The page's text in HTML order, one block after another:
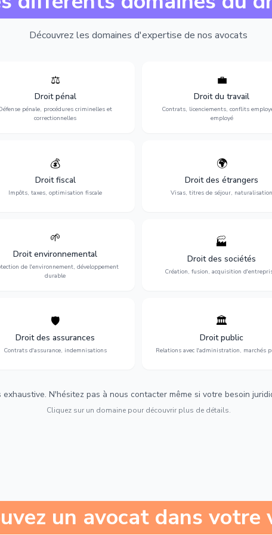
Découvrez les domaines d'expertise de nos avocats
⚖️
Droit pénal
pénale, procédures criminelles et
correctionnelles
Expertise en matière pénale, de
en garde à vue jusqu'au
pour toute affaire correctionnelle
ou criminelle.
💼
Droit du travail
Contrats, licenciements, conflits
employé
Protection de vos droits au
contrats, licenciements,
discrimination et conflits avec
l'employeur.
💰
Droit fiscal
Impôts, taxes, optimisation fiscale
de votre situation fiscale :
déclarations, contentieux, contrôles
fiscaux et planification.
🌍
Droit des étrangers
Visas, titres de séjour, naturalisation
Obtention de vos droits de séjour :
cartes de séjour, regroupement
naturalisation.
🌱
Droit environnemental
de l'environnement, développement
durable
environnementale, litiges et
développement durable.
🏭
Droit des sociétés
Création, fusion, acquisition
Structuration de votre société :
fusion-acquisition, gouvernance
restructuration.
🛡️
Droit des assurances
Contrats d'assurance, indemnisations
Défense de vos intérêts : contrats
sinistres et indemnisations
optimales.
🏛️
Droit public
Relations avec l'administration, marchés
Gestion de vos relations avec
l'administration : marchés
urbanisme et contentieux.
N'hésitez pas à nous contacter même si votre besoin
Cliquez sur un domaine pour découvrir plus de détails.
un avocat dans votre